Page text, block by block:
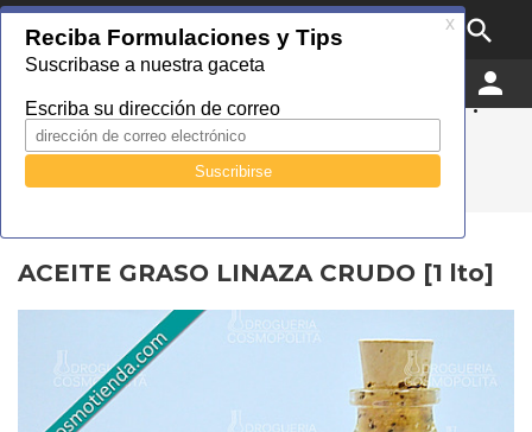

MENU 
Catálogo Industrial
Aceites grasos uso industrial
ACEITE GRASO LINAZA CRUDO [1 lto]
ACEITE GRASO LINAZA CRUDO [1 lto]
ACEITE GRASO LINAZA CRUDO [1 lto]